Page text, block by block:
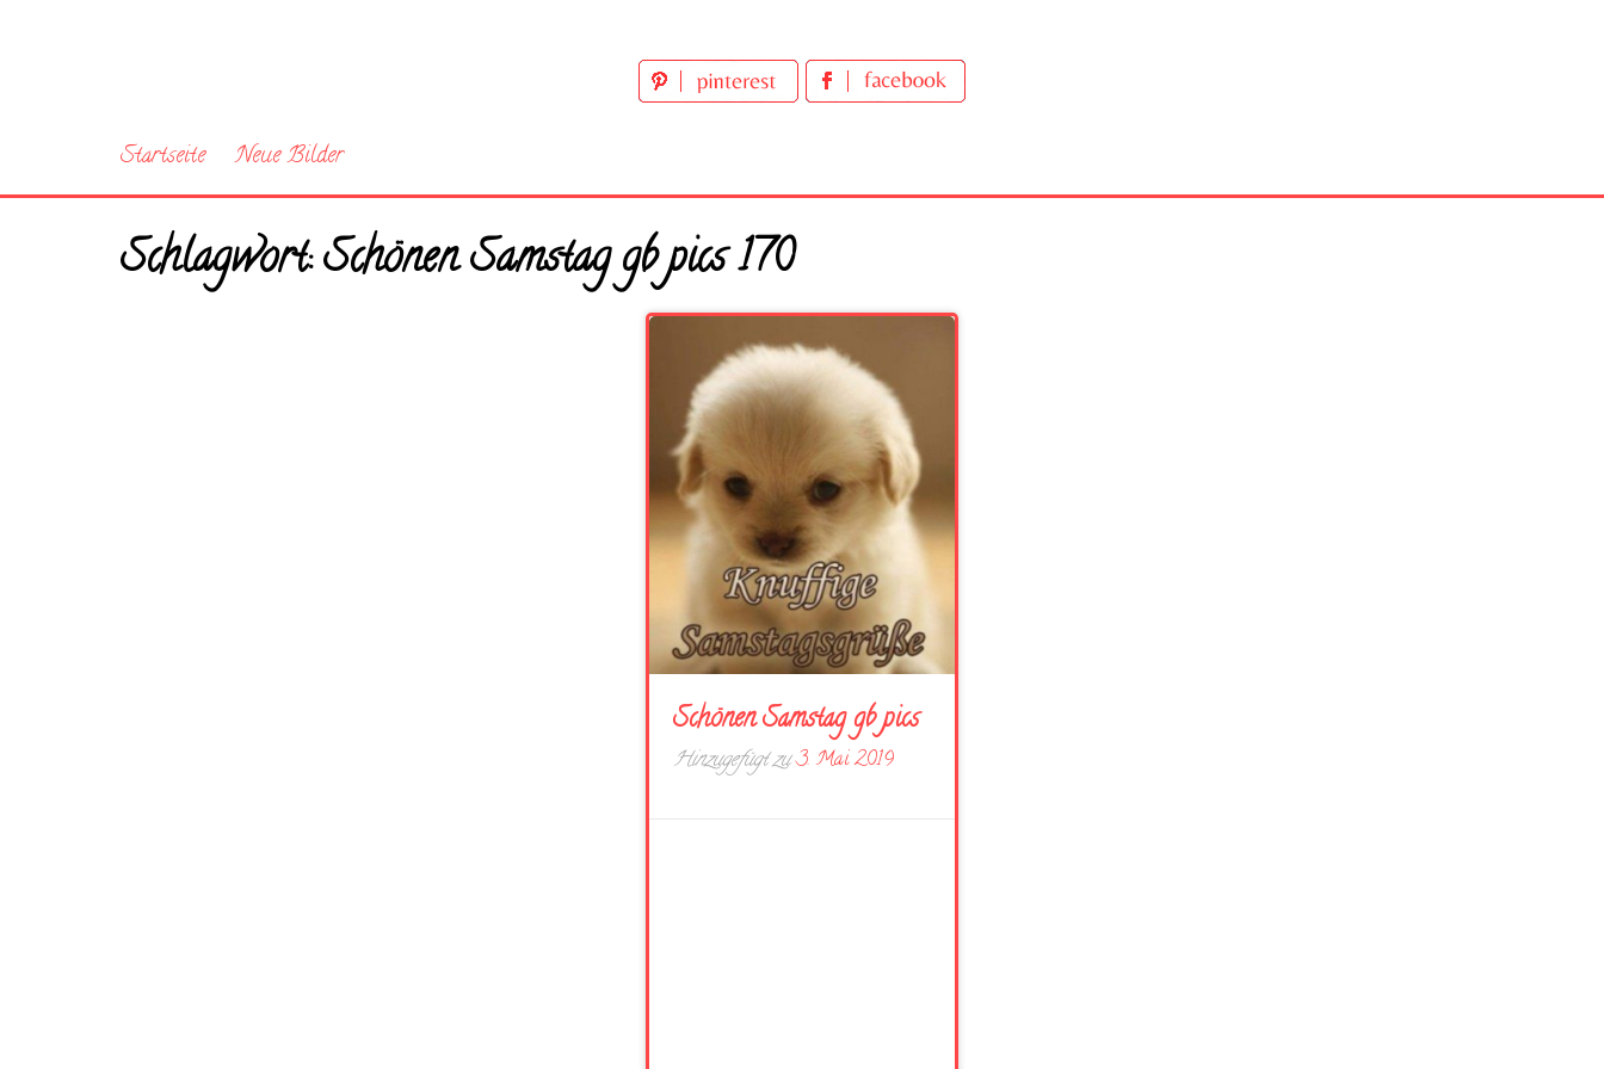
Startseite Neue Bilder
Schlagwort:Schönen Samstag gb pics 170
Schönen Samstag gb pics
Hinzugefügt zu3. Mai 2019